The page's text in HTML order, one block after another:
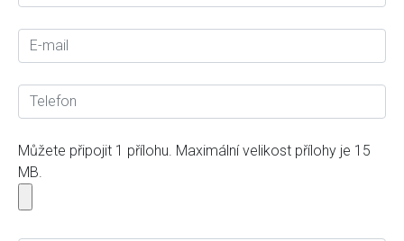
Můžete připojit 1 přílohu. Maximální velikost přílohy je 15
MB.